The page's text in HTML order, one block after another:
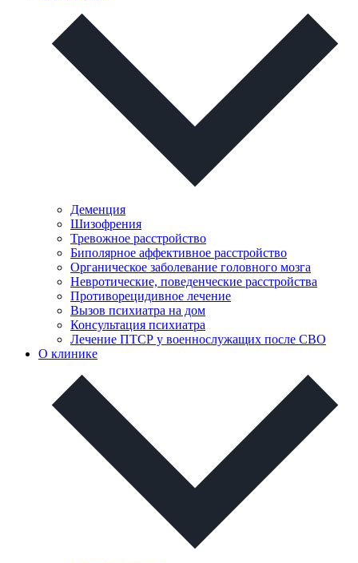
Деменция
Шизофрения
Тревожное расстройство
Биполярное аффективное расстройство
Органическое заболевание головного мозга
Невротические, поведенческие расстройства
Противорецидивное лечение
Вызов психиатра на дом
Консультация психиатра
Лечение ПТСР у военнослужащих после СВО
О клинике